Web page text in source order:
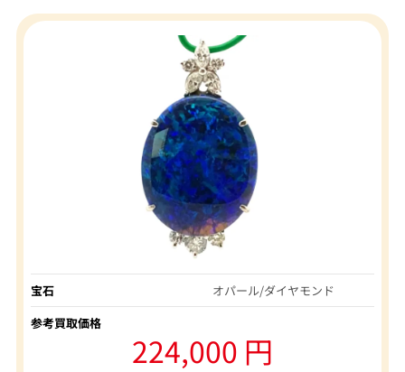
宝石
オパール/ダイヤモンド
参考買取価格
224,000 円